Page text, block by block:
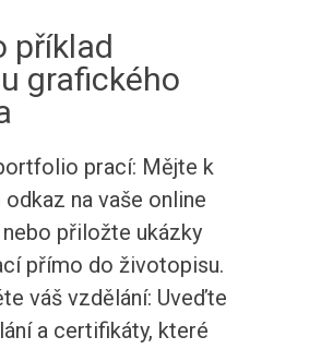
příklad
grafického
prací: Mějte k
na vaše online
přiložte ukázky
přímo do životopisu.
váš vzdělání: Uveďte
a certifikáty, které